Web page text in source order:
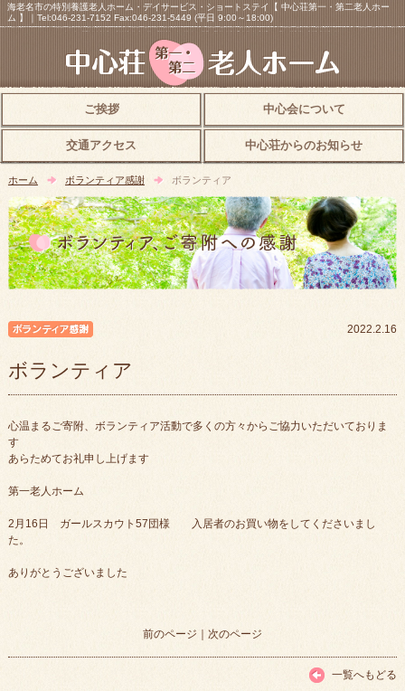
海老名市の特別養護老人ホーム・デイサービス・ショートステイ【 中心荘第一・第二老人ホー
ム 】｜Tel:046-231-7152 Fax:046-231-5449 (平日 9:00～18:00)
ご挨拶 中心会について
交通アクセス 中心荘からのお知らせ
ホーム ボランティア感謝 ボランティア
2022.2.16
ボランティア
心温まるご寄附、ボランティア活動で多くの方々からご協力いただいておりま
す
あらためてお礼申し上げます
第一老人ホーム
2月16日 ガールスカウト57団様 入居者のお買い物をしてくださいまし
た。
ありがとうございました
前のページ ｜ 次のページ
一覧へもどる